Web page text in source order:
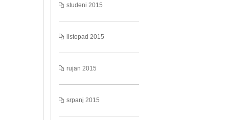
studeni 2015
listopad 2015
rujan 2015
srpanj 2015